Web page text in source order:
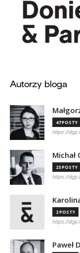
Autorzy bloga
47 POSTY
https://
Michał
23 POSTY
https://
2 POSTY
https://
Paweł